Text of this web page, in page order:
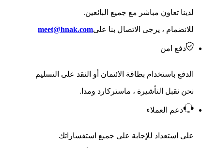
لدينا تعاون مباشر مع جميع البائعين.
للانضمام ، يرجى الاتصال بنا علىmeet@hnak.com
دفع امن
الدفع باستخدام بطاقة الائتمان أو النقد على التسليم
نحن نقبل التأشيرة ، ماستركارد ومدا.
دعم العملاء
على استعداد للإجابة على جميع استفساراتك